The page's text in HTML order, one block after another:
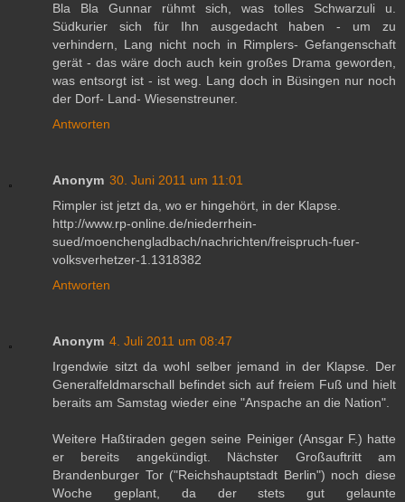
Bla Bla Gunnar rühmt sich, was tolles Schwarzuli u.
Südkurier sich für Ihn ausgedacht haben - um zu
verhindern, Lang nicht noch in Rimplers- Gefangenschaft
gerät - das wäre doch auch kein großes Drama geworden,
was entsorgt ist - ist weg. Lang doch in Büsingen nur noch
der Dorf- Land- Wiesenstreuner.
Antworten
Anonym 30. Juni 2011 um 11:01
Rimpler ist jetzt da, wo er hingehört, in der Klapse.
http://www.rp-online.de/niederrhein-
sued/moenchengladbach/nachrichten/freispruch-fuer-
volksverhetzer-1.1318382
Antworten
Anonym 4. Juli 2011 um 08:47
Irgendwie sitzt da wohl selber jemand in der Klapse. Der
Generalfeldmarschall befindet sich auf freiem Fuß und hielt
beraits am Samstag wieder eine "Anspache an die Nation".
Weitere Haßtiraden gegen seine Peiniger (Ansgar F.) hatte
er bereits angekündigt. Nächster Großauftritt am
Brandenburger Tor ("Reichshauptstadt Berlin") noch diese
Woche geplant, da der stets gut gelaunte